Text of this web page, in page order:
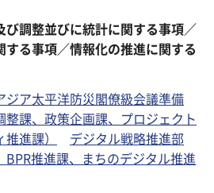
調整並びに統計に関する事項／
る事項／情報化の推進に関する
ジア太平洋防災閣僚級会議準備
整課、政策企画課、プロジェクト
進課）
デジタル戦略推進部
BPR推進課、まちのデジタル推進